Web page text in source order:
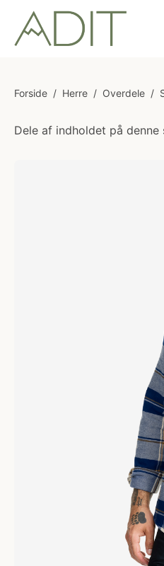
Forside / Herre / Overdele /
Dele af indholdet på